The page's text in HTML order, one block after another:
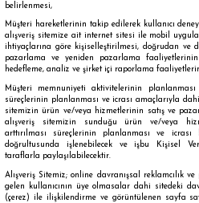
belirlenmesi,
Müşteri hareketlerinin takip edilerek kullanıcı
alışveriş sitemize ait internet sitesi ile mobil
ihtiyaçlarına göre kişiselleştirilmesi, doğrudan ve
pazarlama ve yeniden pazarlama
hedefleme, analiz ve şirket içi raporlama
Müşteri memnuniyeti aktivitelerinin
süreçlerinin planlanması ve icrası amaçlarıyla
sitemizin ürün ve/veya hizmetlerinin satış ve
alışveriş sitemizin sunduğu ürün ve/veya
arttırılması süreçlerinin planlanması ve icrası
doğrultusunda işlenebilecek ve işbu Kişisel
taraflarla paylaşılabilecektir.
Alışveriş Sitemiz; online davranışsal reklamcılık
gelen kullanıcının üye olmasalar dahi sitedeki
(çerez) ile ilişkilendirme ve görüntülenen sayfa